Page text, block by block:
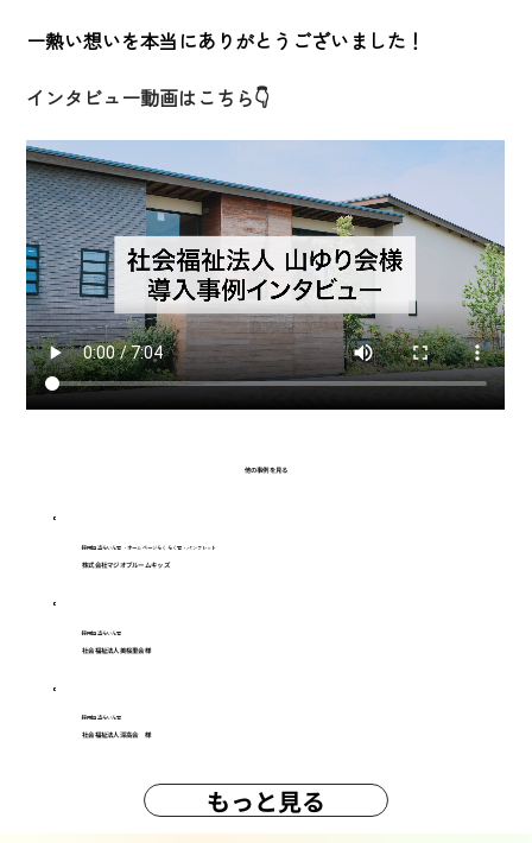
ー熱い想いを本当にありがとうございました！
インタビュー動画はこちら👇
他の事例を見る
採用担当らいん君・ホームページらくらく君・パンフレット
株式会社マジオブルームキッズ
採用担当らいん君
社会福祉法人美桜里会様
採用担当らいん君
社会福祉法人深高会 様
もっと見る